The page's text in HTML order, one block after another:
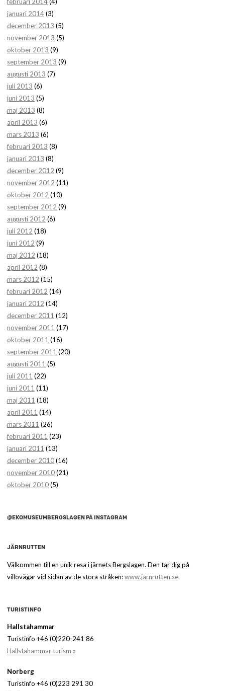
januari 2014(3)
december 2013 (5)
november 2013 (5)
oktober 2013 (9)
september 2013 (9)
augusti 2013 (7)
juli 2013 (6)
juni 2013 (5)
maj 2013 (8)
april 2013 (6)
mars 2013 (6)
februari 2013 (8)
januari 2013 (8)
december 2012 (9)
november 2012 (11)
oktober 2012 (10)
september 2012 (9)
augusti 2012 (6)
juli 2012 (18)
juni 2012 (9)
maj 2012 (18)
april 2012 (8)
mars 2012 (15)
februari 2012 (14)
januari 2012 (14)
december 2011 (12)
november 2011 (17)
oktober 2011 (16)
september 2011 (20)
augusti 2011 (5)
juli 2011 (22)
juni 2011 (11)
maj 2011 (18)
april 2011 (14)
mars 2011 (26)
februari 2011 (23)
januari 2011 (13)
december 2010(16)
november 2010(21)
oktober 2010(5)
@EKOMUSEUMBERGSLAGEN PÅ INSTAGRAM
JÄRNRUTTEN
Välkommen till en unik resa i järnets Bergslagen. Den tar dig på
villovägar vid sidan av de stora stråken:www.jarnrutten.se
TURISTINFO
Hallstahammar
Turistinfo +46 (0)220-241 86
Hallstahammar turism »
Norberg
Turistinfo +46 (0)223 291 30